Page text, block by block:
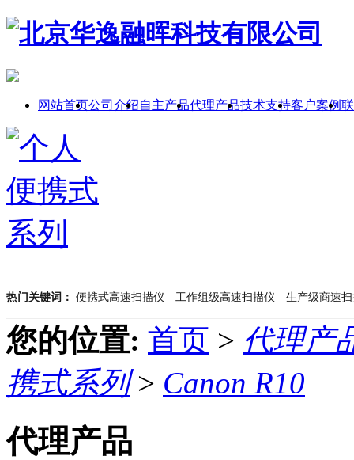
网站首页公司介绍自主产品代理产品技术支持客户案例
热门关键词： 便携式高速扫描仪 工作组级高速扫描仪 生产级商速
您的位置: 首页 > 代理产
携式系列 > Canon R10
代理产品